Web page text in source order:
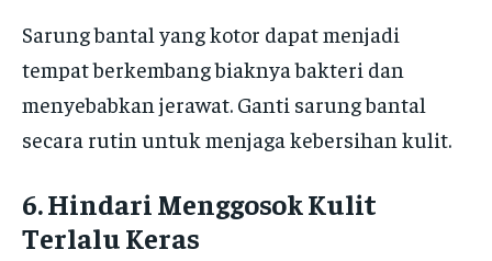
Sarung bantal yang kotor dapat menjadi
tempat berkembang biaknya bakteri dan
menyebabkan jerawat. Ganti sarung bantal
secara rutin untuk menjaga kebersihan kulit.
6. Hindari Menggosok Kulit
Terlalu Keras